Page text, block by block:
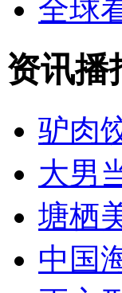
全球
资讯播
驴肉
大男
塘栖
中国